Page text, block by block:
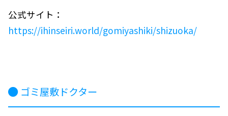
公式サイト：
https://ihinseiri.world/gomiyashiki/shizuoka/
ゴミ屋敷ドクター